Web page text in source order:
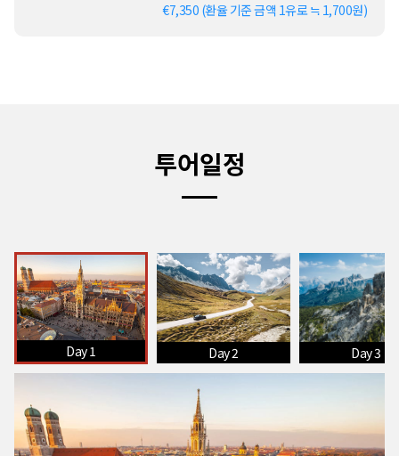
€7,350 (환율 기준 금액 1유로 ≒ 1,700원)
투어일정
Day 1 Day 2 Day 3